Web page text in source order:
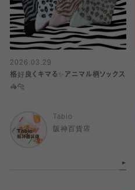
2026.03.29
格好良くキマる✨アニマル柄ソックス
🦓🐆
Tabio
阪神百貨店